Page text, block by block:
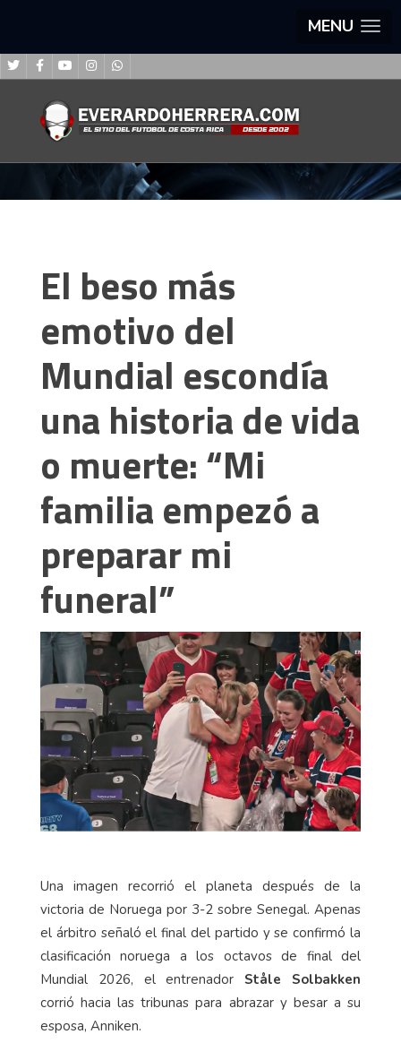
MENU
El beso más
emotivo del
Mundial escondía
una historia de vida
o muerte: “Mi
familia empezó a
preparar mi
funeral”
Una imagen recorrió el planeta después de la
victoria de Noruega por 3-2 sobre Senegal. Apenas
el árbitro señaló el final del partido y se confirmó la
clasificación noruega a los octavos de final del
Mundial 2026, el entrenadorStåle Solbakken
corrió hacia las tribunas para abrazar y besar a su
esposa, Anniken.